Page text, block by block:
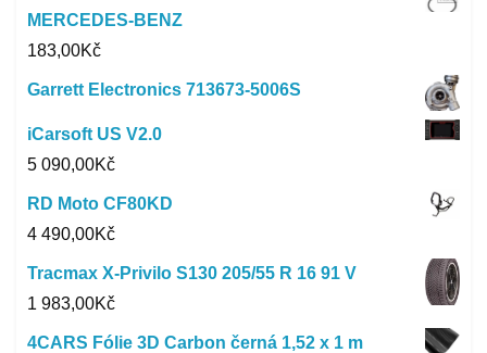
MERCEDES-BENZ
183,00Kč
Garrett Electronics 713673-5006S
iCarsoft US V2.0
5 090,00Kč
RD Moto CF80KD
4 490,00Kč
Tracmax X-Privilo S130 205/55 R 16 91 V
1 983,00Kč
4CARS Fólie 3D Carbon černá 1,52 x 1 m